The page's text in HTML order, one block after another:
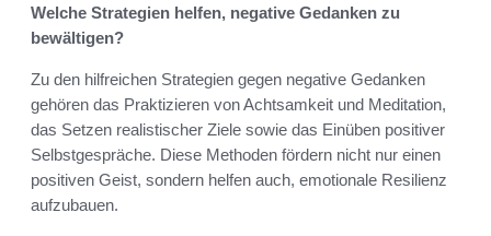
Welche Strategien helfen, negative Gedanken zu
bewältigen?
Zu den hilfreichen Strategien gegen negative Gedanken
gehören das Praktizieren von Achtsamkeit und Meditation,
das Setzen realistischer Ziele sowie das Einüben positiver
Selbstgespräche. Diese Methoden fördern nicht nur einen
positiven Geist, sondern helfen auch, emotionale Resilienz
aufzubauen.